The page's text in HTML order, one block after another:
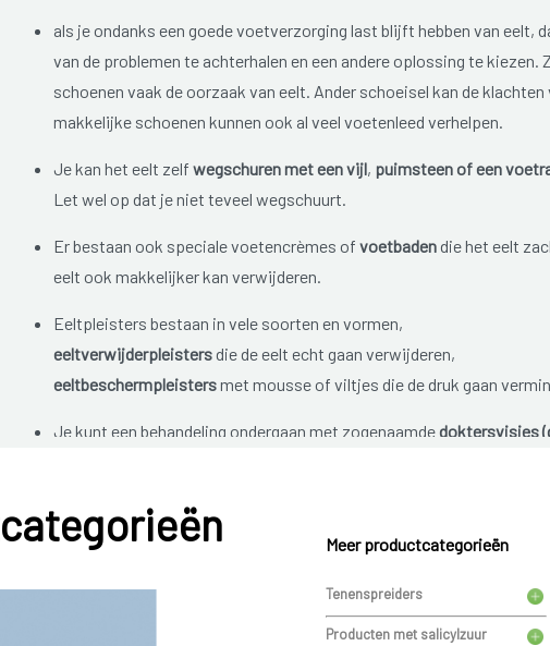
als je ondanks een goede voetverzorging last blijft hebben van eelt,
van de problemen te achterhalen en een andere oplossing te kiezen.
schoenen vaak de oorzaak van eelt. Ander schoeisel kan de klachten
makkelijke schoenen kunnen ook al veel voetenleed verhelpen.
Je kan het eelt zelf wegschuren met een vijl, puimsteen of een
Let wel op dat je niet teveel wegschuurt.
Er bestaan ook speciale voetencrèmes of voetbaden die het eelt
eelt ook makkelijker kan verwijderen.
Eeltpleisters bestaan in vele soorten en vormen,
eeltverwijderpleisters die de eelt echt gaan verwijderen,
eeltbeschermpleistersmet mousse of viltjes die de druk gaan
Je kunt een behandeling ondergaan met zogenaamdedoktersvisjes
Mensen met diabetes kunnen hun eelt beter laten verwijderen door een
wondjes of ontstekingen.
Meer productcategorieën
Tenenspreiders
Producten met salicylzuur